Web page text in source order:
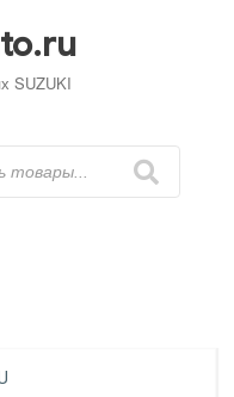
SUZUKI